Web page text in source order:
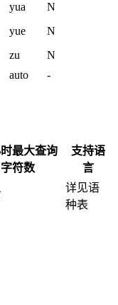
yua
N
yue
N
zu
N
auto -
最大查询
字符数
支持语
言
详见语
种表